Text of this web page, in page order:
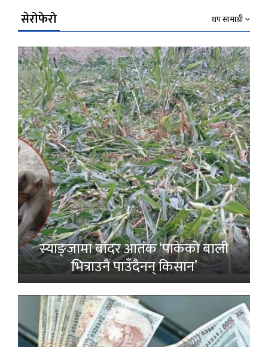
सेरोफेरो थप सामाग्री
स्याङ्जामा बाँदर आतंक ‘पाकेको बाली
भित्राउनै पाउँदैनन् किसान’